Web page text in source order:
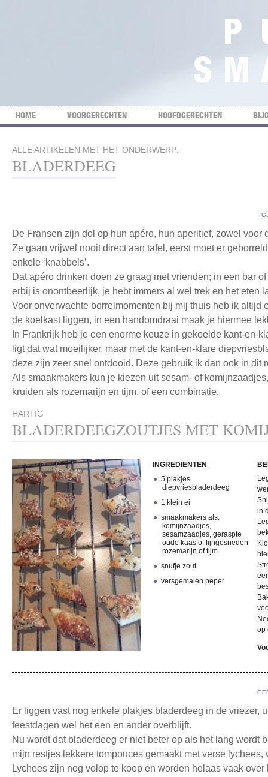
HOME VOORGERECHTEN HOOFDGERECHTEN
ALLE ARTIKELEN MET HET ONDERWERP:
BLADERDEEG
De Fransen zijn dol op hun apéro, hun aperitief, zowel voor
Ze gaan vrijwel nooit direct aan tafel, eerst moet er
enkele ‘knabbels’.
Dat apéro drinken doen ze graag met vrienden; in een bar
erbij is onontbeerlijk, je hebt immers al wel trek en het eten
Voor onverwachte borrelmomenten bij mij thuis heb ik altijd
de koelkast liggen, in een handomdraai maak je hiermee
In Frankrijk heb je een enorme keuze in gekoelde kant-en-
ligt dat wat moeilijker, maar met de kant-en-klare
deze zijn zeer snel ontdooid. Deze gebruik ik dan ook in dit
Als smaakmakers kun je kiezen uit sesam- of
kruiden als rozemarijn en tijm, of een combinatie.
HARTIG
BLADERDEEGZOUTJES MET
INGREDIENTEN
5 plakjes
diepvriesbladerdeeg
1 klein ei
smaakmakers als:
komijnzaadjes,
sesamzaadjes, geraspte
oude kaas of fijngesneden
rozemarijn of tijm
snufje zout
versgemalen peper
in
op
Er liggen vast nog enkele plakjes bladerdeeg in de vriezer,
feestdagen wel het een en ander overblijft.
Nu wordt dat bladerdeeg er niet beter op als het lang wordt
mijn restjes lekkere tompouces gemaakt met verse lychees,
Lychees zijn nog volop te koop en worden helaas vaak